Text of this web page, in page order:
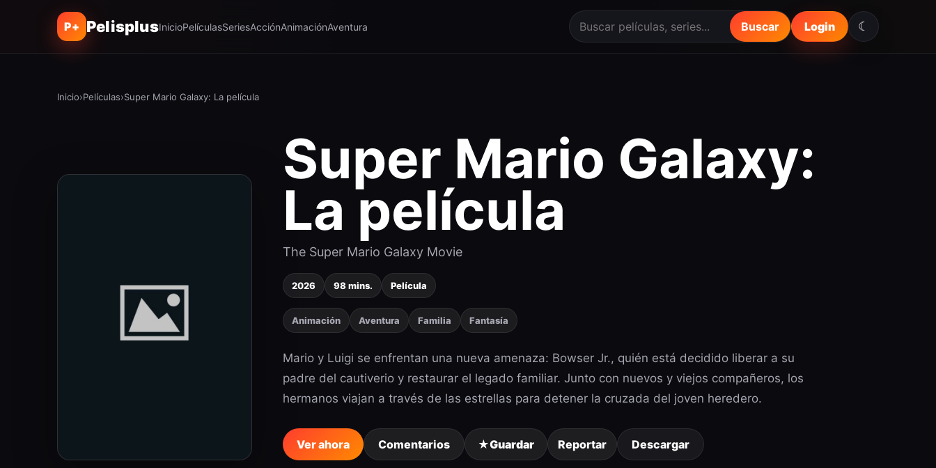
P+ PelisplusInicioPelículasSeriesAcciónAnimaciónAventura Buscar Login ☾
Inicio›Películas›Super Mario Galaxy: La película
Super Mario Galaxy:
La película
The Super Mario Galaxy Movie
2026 98 mins. Película
Animación Aventura Familia Fantasía
Mario y Luigi se enfrentan una nueva amenaza: Bowser Jr., quién está decidido liberar a su
padre del cautiverio y restaurar el legado familiar. Junto con nuevos y viejos compañeros, los
hermanos viajan a través de las estrellas para detener la cruzada del joven heredero.
Ver ahora Comentarios ★Guardar Reportar Descargar